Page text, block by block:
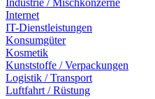
Industrie / Mischkonzerne
Internet
IT-Dienstleistungen
Konsumgüter
Kosmetik
Kunststoffe / Verpackungen
Logistik / Transport
Luftfahrt / Rüstung